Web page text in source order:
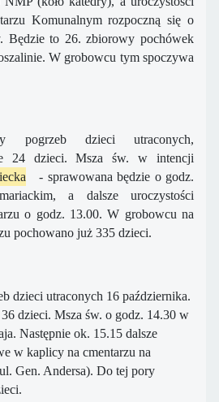
Komunalnym rozpoczną się o
Będzie to 26. zbiorowy pochówek
W grobowcu tym spoczywa
pogrzeb dzieci utraconych,
24 dzieci. Msza św. w intencji
- sprawowana będzie o godz.
a dalsze uroczystości
o godz. 13.00. W grobowcu na
pochowano już 335 dzieci.
dzieci utraconych 16 października.
dzieci. Msza św. o godz. 14.30 w
Następnie ok. 15.15 dalsze
w kaplicy na cmentarzu na
Gen. Andersa). Do tej pory